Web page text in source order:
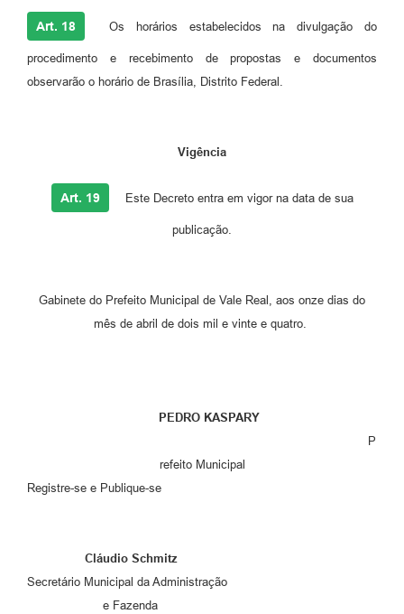
Art. 18 Os horários estabelecidos na divulgação do
procedimento e recebimento de propostas e documentos
observarão o horário de Brasília, Distrito Federal.
Vigência
Art. 19 Este Decreto entra em vigor na data de sua
publicação.
Gabinete do Prefeito Municipal de Vale Real, aos onze dias do
mês de abril de dois mil e vinte e quatro.
PEDRO KASPARY
P
refeito Municipal
Registre-se e Publique-se
Cláudio Schmitz
Secretário Municipal da Administração
e Fazenda